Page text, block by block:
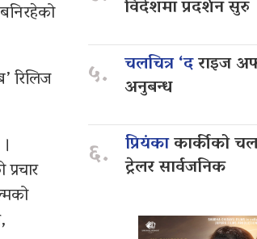
रिलिज
विदेशमा प्रदर्शन सुरु
५. चलचित्र ‘दराइज
अनुबन्ध
६. प्रियंकाकार्कीको
ट्रेलर सार्वजनिक